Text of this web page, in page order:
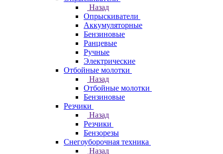
Назад
Опрыскиватели
Аккумуляторные
Бензиновые
Ранцевые
Ручные
Электрические
Отбойные молотки
Назад
Отбойные молотки
Бензиновые
Резчики
Назад
Резчики
Бензорезы
Снегоуборочная техника
Назад